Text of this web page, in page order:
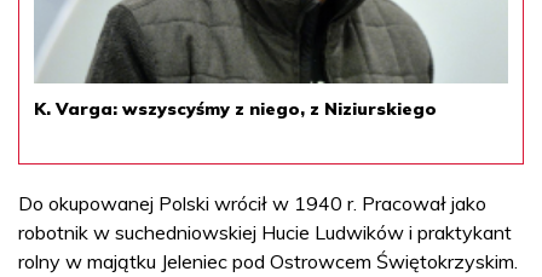
K. Varga: wszyscyśmy z niego, z Niziurskiego
Do okupowanej Polski wrócił w 1940 r. Pracował jako
robotnik w suchedniowskiej Hucie Ludwików i praktykant
rolny w majątku Jeleniec pod Ostrowcem Świętokrzyskim.